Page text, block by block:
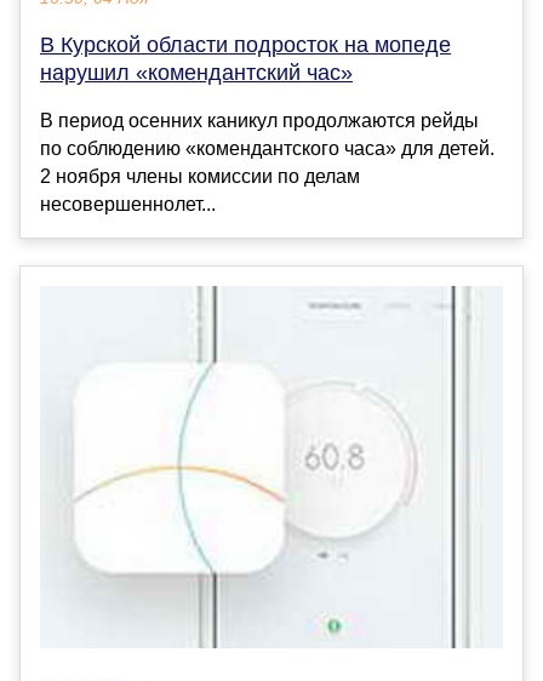
В Курской области подросток на мопеде
нарушил «комендантский час»
В период осенних каникул продолжаются рейды
по соблюдению «комендантского часа» для детей.
2 ноября члены комиссии по делам
несовершеннолет...